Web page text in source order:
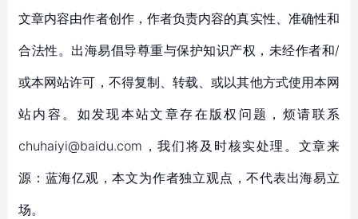
文章内容由作者创作，作者负责内容的真实性、准确性和
合法性。出海易倡导尊重与保护知识产权，未经作者和/
或本网站许可，不得复制、转载、或以其他方式使用本网
站内容。如发现本站文章存在版权问题，烦请联系
chuhaiyi@baidu.com，我们将及时核实处理。文章来
源：蓝海亿观，本文为作者独立观点，不代表出海易立
场。